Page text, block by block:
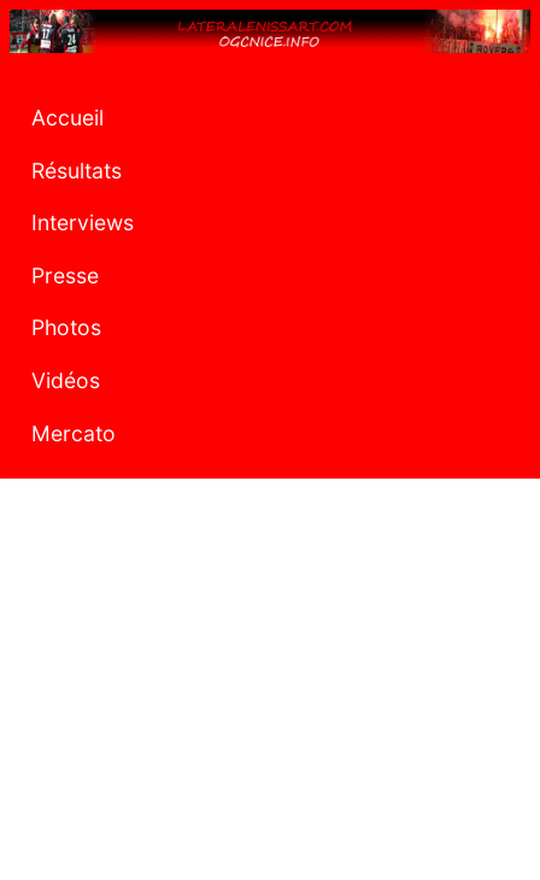
Accueil
Résultats
Interviews
Presse
Photos
Vidéos
Mercato